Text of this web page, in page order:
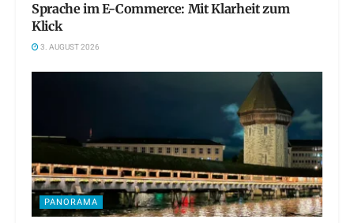
Sprache im E-Commerce: Mit Klarheit zum
Klick
3. AUGUST 2026
PANORAMA